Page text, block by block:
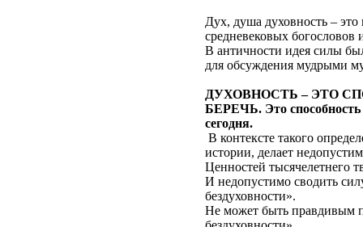
Дух, душа духовность – это
средневековых богословов
В античности идея силы
для обсуждения мудрыми
ДУХОВНОСТЬ – ЭТО
БЕРЕЧЬ. Это способность
сегодня.
В контексте такого
истории, делает
Ценностей тысячелетнего
И недопустимо сводить
бездуховности».
Не может быть правдивым